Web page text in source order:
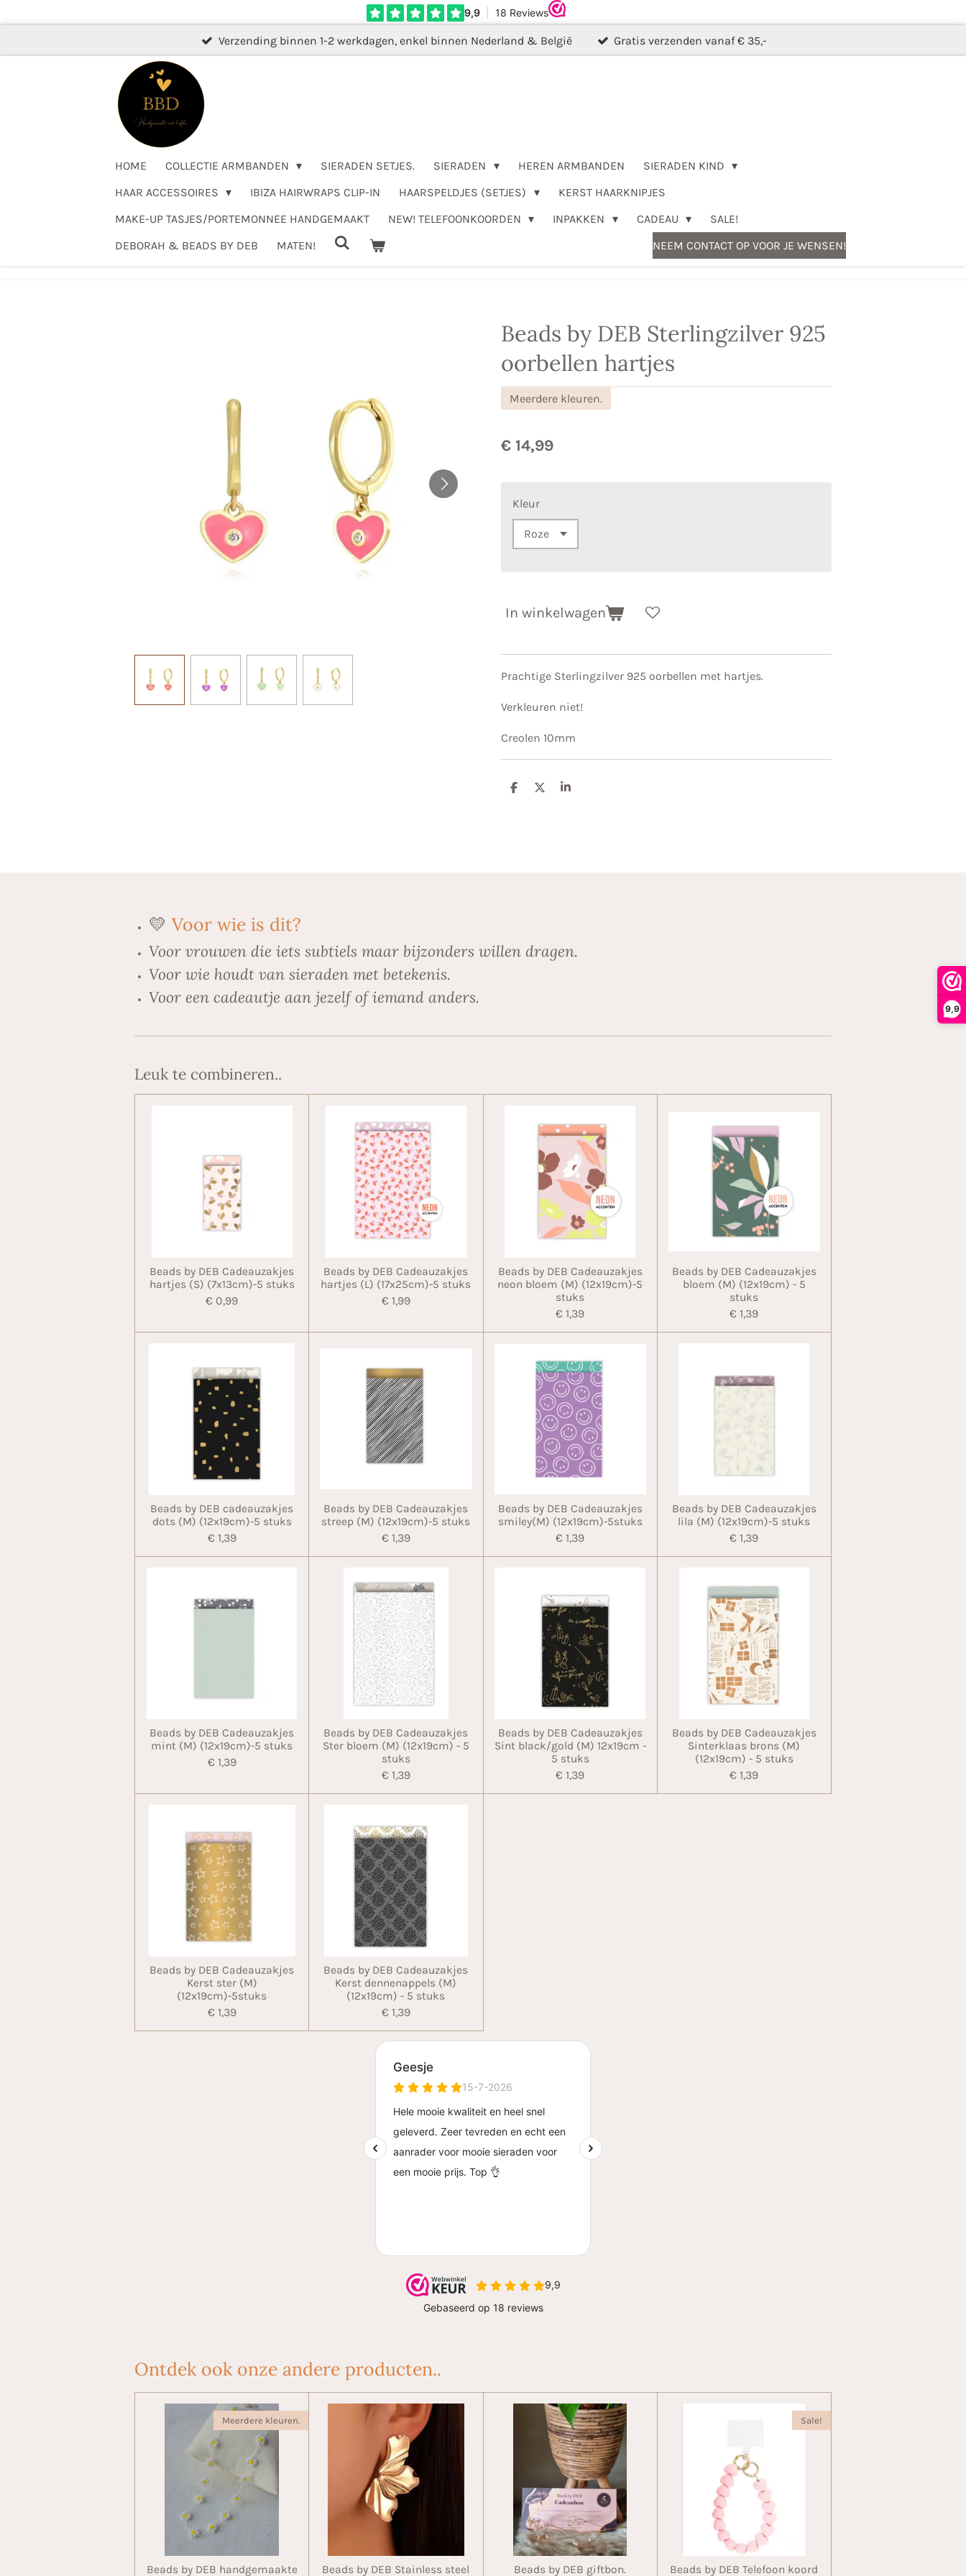
9,9
naar
Verzending binnen 1-2 werkdagen, enkel binnen Nederland & België Gratis verzenden vanaf € 35,-
HOME COLLECTIE ARMBANDEN SIERADEN SETJES. SIERADEN HEREN ARMBANDEN
SIERADEN KIND
HAAR ACCESSOIRES
IBIZA HAIRWRAPS CLIP-IN HAARSPELDJES (SETJES)
KERST HAARKNIPJES
MAKE-UP TASJES/PORTEMONNEE HANDGEMAAKT
NEW! TELEFOONKOORDEN INPAKKEN CADEAU
SALE!
DEBORAH & BEADS BY DEB
MATEN! NEEM CONTACT OP VOOR JE WENSEN!
Beads by DEB Sterlingzilver 925
oorbellen hartjes
Meerdere kleuren.
€ 14,99
Kleur
In winkelwagen
Prachtige Sterlingzilver 925 oorbellen met hartjes.
Verkleuren niet!
Creolen 10mm
D
D
S
💛 Voor wie is dit?
Voor vrouwen die iets subtiels maar bijzonders willen dragen.
Voor wie houdt van sieraden met betekenis.
Voor een cadeautje aan jezelf of iemand anders.
Leuk te combineren..
Beads by DEB Cadeauzakjes
hartjes (S) (7x13cm)-5 stuks
€ 0,99
Beads by DEB Cadeauzakjes
hartjes (L) (17x25cm)-5 stuks
€ 1,99
Beads by DEB Cadeauzakjes
neon bloem (M) (12x19cm)-5
stuks
€ 1,39
Beads by DEB Cadeauzakjes
bloem (M) (12x19cm) - 5
stuks
€ 1,39
Beads by DEB cadeauzakjes
dots (M) (12x19cm)-5 stuks
€ 1,39
Beads by DEB Cadeauzakjes
streep (M) (12x19cm)-5 stuks
€ 1,39
Beads by DEB Cadeauzakjes
smiley(M) (12x19cm)-5stuks
€ 1,39
Beads by DEB Cadeauzakjes
lila (M) (12x19cm)-5 stuks
€ 1,39
Beads by DEB Cadeauzakjes
mint (M) (12x19cm)-5 stuks
€ 1,39
Beads by DEB Cadeauzakjes
Ster bloem (M) (12x19cm) - 5
stuks
€ 1,39
Beads by DEB Cadeauzakjes
Sint black/gold (M) 12x19cm -
5 stuks
€ 1,39
Beads by DEB Cadeauzakjes
Sinterklaas brons (M)
(12x19cm) - 5 stuks
€ 1,39
Beads by DEB Cadeauzakjes
Kerst ster (M)
(12x19cm)-5stuks
€ 1,39
Beads by DEB Cadeauzakjes
Kerst dennenappels (M)
(12x19cm) - 5 stuks
€ 1,39
Ontdek ook onze andere producten..
Meerdere kleuren.
Beads by DEB handgemaakte
Beads by DEB Stainless steel
Beads by DEB giftbon.
Sale!
Beads by DEB Telefoon koord